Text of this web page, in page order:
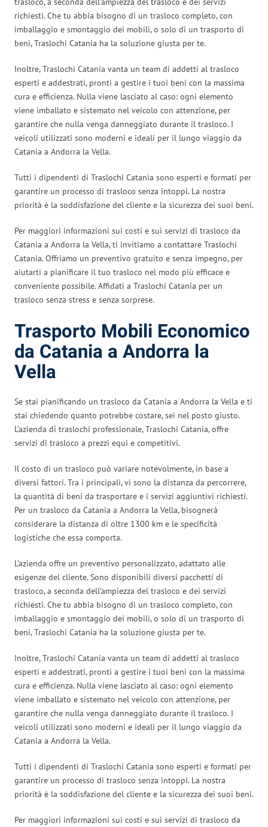
richiesti. Che tu abbia bisogno di un trasloco completo, con
imballaggio e smontaggio dei mobili, o solo di un trasporto di
beni, Traslochi Catania ha la soluzione giusta per te.
Inoltre, Traslochi Catania vanta un team di addetti al trasloco
esperti e addestrati, pronti a gestire i tuoi beni con la massima
cura e efficienza. Nulla viene lasciato al caso: ogni elemento
viene imballato e sistemato nel veicolo con attenzione, per
garantire che nulla venga danneggiato durante il trasloco. I
veicoli utilizzati sono moderni e ideali per il lungo viaggio da
Catania a Andorra la Vella.
Tutti i dipendenti di Traslochi Catania sono esperti e formati per
garantire un processo di trasloco senza intoppi. La nostra
priorità è la soddisfazione del cliente e la sicurezza dei suoi beni.
Per maggiori informazioni sui costi e sui servizi di trasloco da
Catania a Andorra la Vella, ti invitiamo a contattare Traslochi
Catania. Offriamo un preventivo gratuito e senza impegno, per
aiutarti a pianificare il tuo trasloco nel modo più efficace e
conveniente possibile. Affidati a Traslochi Catania per un
trasloco senza stress e senza sorprese.
Trasporto Mobili Economico
da Catania a Andorra la
Vella
Se stai pianificando un trasloco da Catania a Andorra la Vella e ti
stai chiedendo quanto potrebbe costare, sei nel posto giusto.
L’azienda di traslochi professionale, Traslochi Catania, offre
servizi di trasloco a prezzi equi e competitivi.
Il costo di un trasloco può variare notevolmente, in base a
diversi fattori. Tra i principali, vi sono la distanza da percorrere,
la quantità di beni da trasportare e i servizi aggiuntivi richiesti.
Per un trasloco da Catania a Andorra la Vella, bisognerà
considerare la distanza di oltre 1300 km e le specificità
logistiche che essa comporta.
L’azienda offre un preventivo personalizzato, adattato alle
esigenze del cliente. Sono disponibili diversi pacchetti di
trasloco, a seconda dell’ampiezza del trasloco e dei servizi
richiesti. Che tu abbia bisogno di un trasloco completo, con
imballaggio e smontaggio dei mobili, o solo di un trasporto di
beni, Traslochi Catania ha la soluzione giusta per te.
Inoltre, Traslochi Catania vanta un team di addetti al trasloco
esperti e addestrati, pronti a gestire i tuoi beni con la massima
cura e efficienza. Nulla viene lasciato al caso: ogni elemento
viene imballato e sistemato nel veicolo con attenzione, per
garantire che nulla venga danneggiato durante il trasloco. I
veicoli utilizzati sono moderni e ideali per il lungo viaggio da
Catania a Andorra la Vella.
Tutti i dipendenti di Traslochi Catania sono esperti e formati per
garantire un processo di trasloco senza intoppi. La nostra
priorità è la soddisfazione del cliente e la sicurezza dei suoi beni.
Per maggiori informazioni sui costi e sui servizi di trasloco da